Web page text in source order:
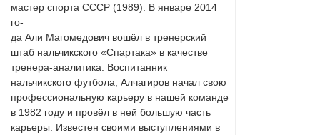
мастер спорта СССР (1989). В январе 2014
го-
да Али Магомедович вошёл в тренерский
штаб нальчикского «Спартака» в качестве
тренера-аналитика. Воспитанник
нальчикского футбола, Алчагиров начал свою
профессиональную карьеру в нашей команде
в 1982 году и провёл в ней большую часть
карьеры. Известен своими выступлениями в